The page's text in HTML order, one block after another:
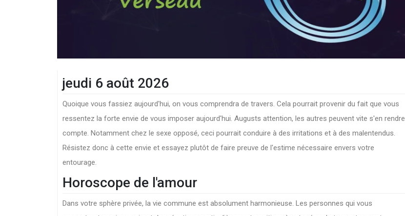
jeudi 6 août 2026
Quoique vous fassiez aujourd'hui, on vous comprendra de travers. Cela pourrait provenir du fait que vous
ressentez la forte envie de vous imposer aujourd'hui. Augusts attention, les autres peuvent vite s'en rendre
compte. Notamment chez le sexe opposé, ceci pourrait conduire à des irritations et à des malentendus.
Résistez donc à cette envie et essayez plutôt de faire preuve de l'estime nécessaire envers votre
entourage.
Horoscope de l'amour
Dans votre sphère privée, la vie commune est absolument harmonieuse. Les personnes qui vous